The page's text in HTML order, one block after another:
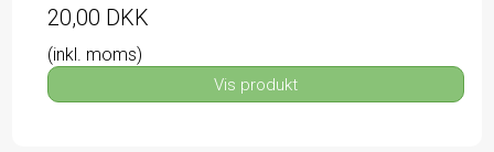
20,00 DKK
(inkl. moms)
Vis produkt